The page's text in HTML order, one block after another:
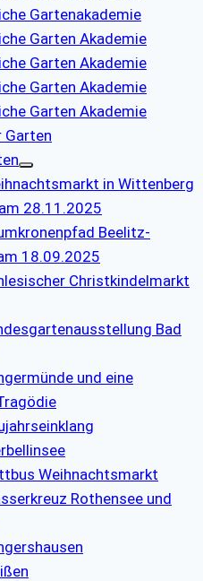
Gartenakademie
Garten Akademie
Garten Akademie
Garten Akademie
Garten Akademie
Garten
in Wittenberg
28.11.2025
Beelitz-
18.09.2025
Christkindelmarkt
Bad
und eine
Weihnachtsmarkt
Rothensee und